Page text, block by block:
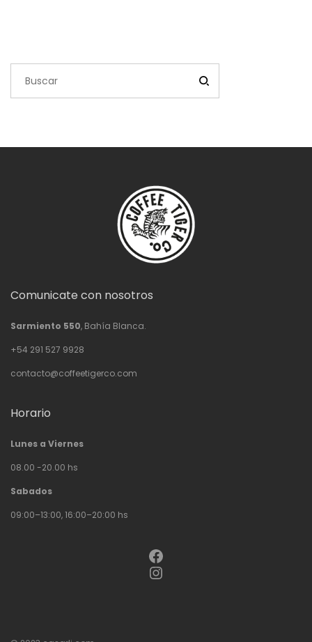
Comunicate con nosotros
Sarmiento 550, Bahía Blanca.
+54 291 527 9928
contacto@coffeetigerco.com
Horario
Lunes a Viernes
08.00 -20.00 hs
Sabados
09:00–13:00, 16:00–20:00 hs
Facebook
Instagram